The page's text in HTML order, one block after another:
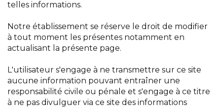
telles informations.
Notre établissement se réserve le droit de modifier
à tout moment les présentes notamment en
actualisant la présente page.
L'utilisateur s'engage à ne transmettre sur ce site
aucune information pouvant entraîner une
responsabilité civile ou pénale et s'engage à ce titre
à ne pas divulguer via ce site des informations